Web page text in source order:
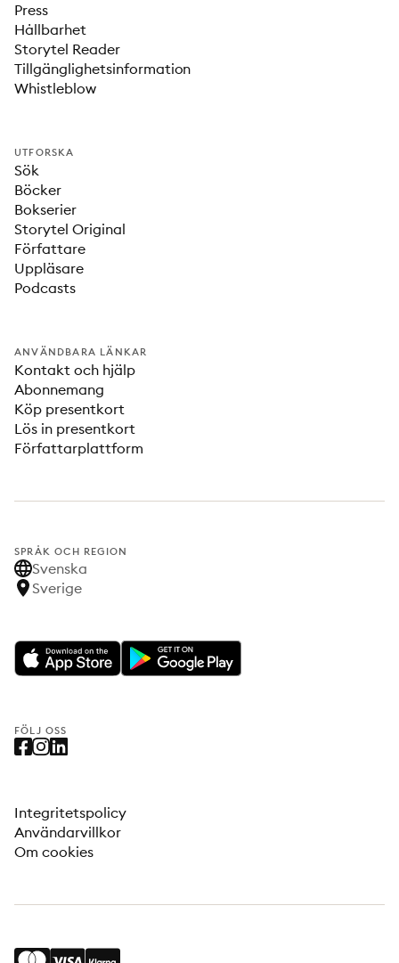
Press
Hållbarhet
Storytel Reader
Tillgänglighetsinformation
Whistleblow
UTFORSKA
Sök
Böcker
Bokserier
Storytel Original
Författare
Uppläsare
Podcasts
ANVÄNDBARA LÄNKAR
Kontakt och hjälp
Abonnemang
Köp presentkort
Lös in presentkort
Författarplattform
SPRÅK OCH REGION
Svenska
Sverige
FÖLJ OSS
Integritetspolicy
Användarvillkor
Om cookies